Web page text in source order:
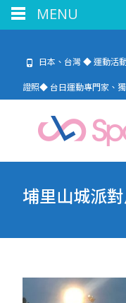
日本、台灣 ◆ 運動活
證照◆ 台日運動專門家、
埔里山城派
MENU